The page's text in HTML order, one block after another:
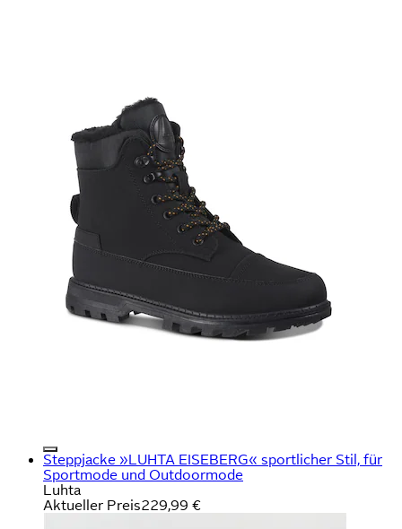
Steppjacke »LUHTA EISEBERG« sportlicher Stil, für
Sportmode und Outdoormode
Luhta
Aktueller Preis229,99 €